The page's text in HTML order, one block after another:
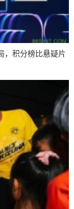
，积分榜比悬疑片